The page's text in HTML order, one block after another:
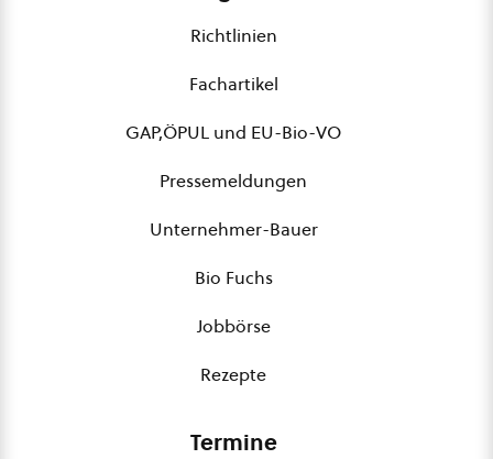
Richtlinien
Fachartikel
GAP,ÖPUL und EU-Bio-VO
Pressemeldungen
Unternehmer-Bauer
Bio Fuchs
Jobbörse
Rezepte
Termine